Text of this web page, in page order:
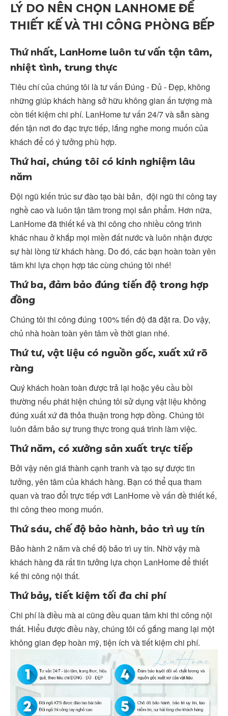
LÝ DO NÊN CHỌN LANHOME ĐỂ
THIẾT KẾ VÀ THI CÔNG PHÒNG BẾP
Thứ nhất, LanHome luôn tư vấn tận tâm,
nhiệt tình, trung thực
Tiêu chí của chúng tôi là tư vấn Đúng - Đủ - Đẹp, không
những giúp khách hàng sở hữu không gian ấn tượng mà
còn tiết kiệm chi phí. LanHome tư vấn 24/7 và sẵn sàng
đến tận nơi đo đạc trực tiếp, lắng nghe mong muốn của
khách để có ý tưởng phù hợp.
Thứ hai, chúng tôi có kinh nghiệm lâu
năm
Đội ngũ kiến trúc sư đào tạo bài bản, đội ngũ thi công tay
nghề cao và luôn tận tâm trong mọi sản phẩm. Hơn nữa,
LanHome đã thiết kế và thi công cho nhiều công trình
khác nhau ở khắp mọi miền đất nước và luôn nhận được
sự hài lòng từ khách hàng. Do đó, các bạn hoàn toàn yên
tâm khi lựa chọn hợp tác cùng chúng tôi nhé!
Thứ ba, đảm bảo đúng tiến độ trong hợp
đồng
Chúng tôi thi công đúng 100% tiến độ đã đặt ra. Do vậy,
chủ nhà hoàn toàn yên tâm về thời gian nhé.
Thứ tư, vật liệu có nguồn gốc, xuất xứ rõ
ràng
Quý khách hoàn toàn được trả lại hoặc yêu cầu bồi
thường nếu phát hiện chúng tôi sử dụng vật liệu không
đúng xuất xứ đã thỏa thuận trong hợp đồng. Chúng tôi
luôn đảm bảo sự trung thực trong quá trình làm việc.
Thứ năm, có xưởng sản xuất trực tiếp
Bởi vậy nên giá thành cạnh tranh và tạo sự được tin
tưởng, yên tâm của khách hàng. Bạn có thể qua tham
quan và trao đổi trực tiếp với LanHome về vấn đề thiết kế,
thi công theo mong muốn.
Thứ sáu, chế độ bảo hành, bảo trì uy tín
Bảo hành 2 năm và chế độ bảo trì uy tín. Nhờ vậy mà
khách hàng đã rất tin tưởng lựa chọn LanHome để thiết
kế thi công nội thất.
Thứ bảy, tiết kiệm tối đa chi phí
Chi phí là điều mà ai cũng đều quan tâm khi thi công nội
thất. Hiểu được điều này, chúng tôi cố gắng mang lại một
không gian đẹp hoàn mỹ, tiện ích và tiết kiệm chi phí.